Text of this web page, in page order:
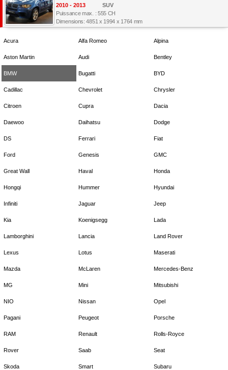
2010 - 2013
SUV
Puissance max. : 555 CH
Dimensions: 4851 x 1994 x 1764 mm
Acura Alfa Romeo Alpina
Aston Martin Audi Bentley
BMW Bugatti BYD
Cadillac Chevrolet Chrysler
Citroen Cupra Dacia
Daewoo Daihatsu Dodge
DS Ferrari Fiat
Ford Genesis GMC
Great Wall Haval Honda
Hongqi Hummer Hyundai
Infiniti Jaguar Jeep
Kia Koenigsegg Lada
Lamborghini Lancia Land Rover
Lexus Lotus Maserati
Mazda McLaren Mercedes-Benz
MG Mini Mitsubishi
NIO Nissan Opel
Pagani Peugeot Porsche
RAM Renault Rolls-Royce
Rover Saab Seat
Skoda Smart Subaru